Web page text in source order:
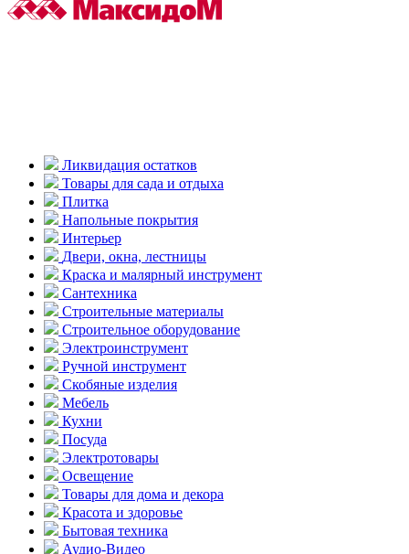
Ликвидация остатков
Товары для сада и отдыха
Плитка
Напольные покрытия
Интерьер
Двери, окна, лестницы
Краска и малярный инструмент
Сантехника
Строительные материалы
Строительное оборудование
Электроинструмент
Ручной инструмент
Скобяные изделия
Мебель
Кухни
Посуда
Электротовары
Освещение
Товары для дома и декора
Красота и здоровье
Бытовая техника
Аудио-Видео